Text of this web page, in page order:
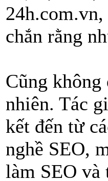
chắn rằng
Cũng
nhiên. Tác
kết đến từ
nghề SEO,
làm SEO và